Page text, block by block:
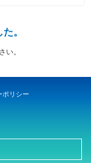
。
い。
ポリシー